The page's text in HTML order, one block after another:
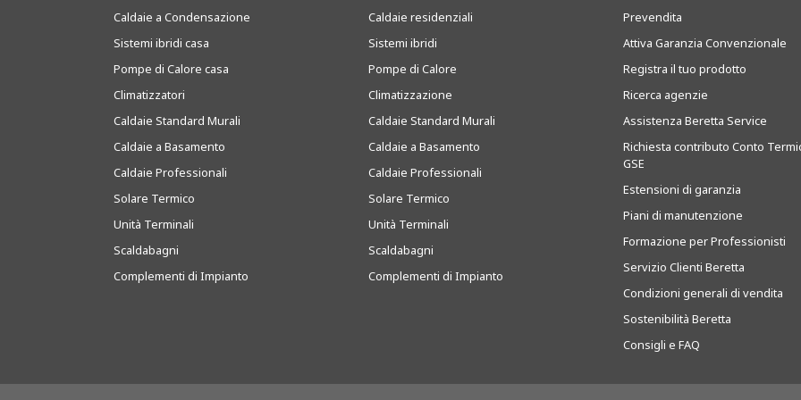
Caldaie a Condensazione
Sistemi ibridi casa
Pompe di Calore casa
Climatizzatori
Caldaie Standard Murali
Caldaie a Basamento
Caldaie Professionali
Solare Termico
Unità Terminali
Scaldabagni
Complementi di Impianto
Caldaie residenziali
Sistemi ibridi
Pompe di Calore
Climatizzazione
Caldaie Standard Murali
Caldaie a Basamento
Caldaie Professionali
Solare Termico
Unità Terminali
Scaldabagni
Complementi di Impianto
Prevendita
Attiva Garanzia Convenzionale
Registra il tuo prodotto
Ricerca agenzie
Assistenza Beretta Service
Richiesta contributo Conto
GSE
Estensioni di garanzia
Piani di manutenzione
Formazione per Professionisti
Servizio Clienti Beretta
Condizioni generali di vendita
Sostenibilità Beretta
Consigli e FAQ